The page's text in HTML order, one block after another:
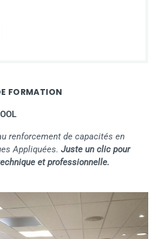
FORMATION
renforcement de capacités en
Appliquées. Juste un clic pour
et professionnelle.